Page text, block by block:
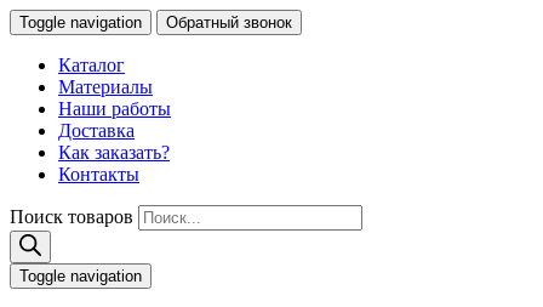
Toggle navigation Обратный звонок
Каталог
Материалы
Наши работы
Доставка
Как заказать?
Контакты
Поиск товаров
Toggle navigation